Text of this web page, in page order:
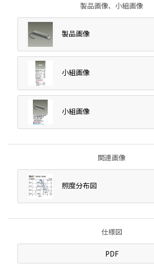
製品画像、小組画像
製品画像
小組画像
小組画像
関連画像
照度分布図
仕様図
PDF